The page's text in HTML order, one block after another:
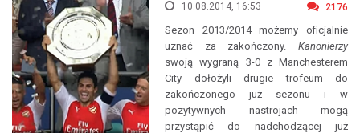
10.08.2014, 16:53 2176
Sezon 2013/2014 możemy oficjalnie
uznać za zakończony. Kanonierzy
swoją wygraną 3-0 z Manchesterem
City dołożyli drugie trofeum do
zakończonego już sezonu i w
pozytywnych nastrojach mogą
przystąpić do nadchodzącej już